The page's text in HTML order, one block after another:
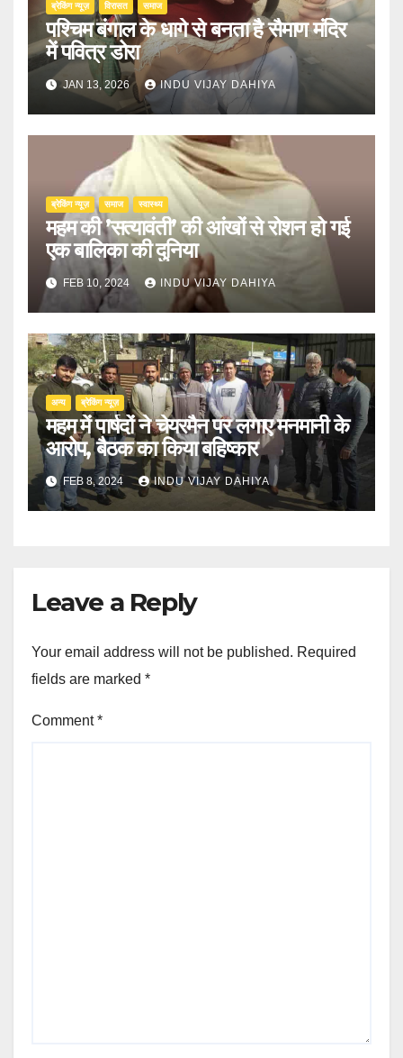
ब्रेकिंग न्यूज़ ‍‍विरासत समाज
पश्चिम बंगाल के धागे से बनता है सैमाण मंदिर
में पवित्र डोरा
JAN 13, 2026 INDU VIJAY DAHIYA
ब्रेकिंग न्यूज़ समाज स्वास्थ्य
महम की ’सत्यावंती’ की आंखों से रोशन हो गई
एक बालिका की दुनिया
FEB 10, 2024 INDU VIJAY DAHIYA
अन्य ब्रेकिंग न्यूज़
महम में पार्षदों ने चेयरमैन पर लगाए मनमानी के
आरोप, बैठक का किया बहिष्कार
FEB 8, 2024 INDU VIJAY DAHIYA
Leave a Reply
Your email address will not be published. Required
fields are marked *
Comment*